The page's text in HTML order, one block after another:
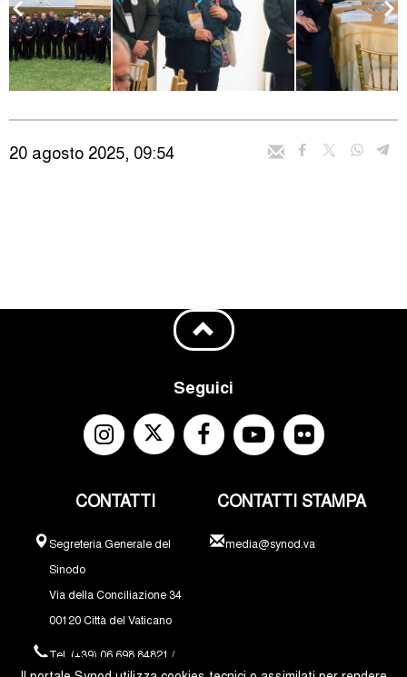
20 agosto 2025, 09:54
Seguici
CONTATTI
Segreteria Generale del
Sinodo
Via della Conciliazione 34
00120 Città del Vaticano
Tel. (+39) 06 698 84821 /
CONTATTI STAMPA
media@synod.va